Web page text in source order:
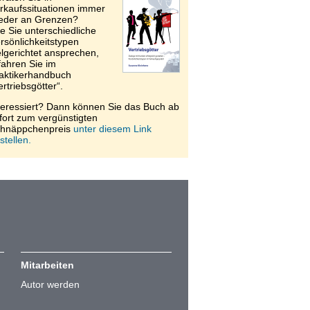
immer
an Grenzen?
Sie unterschiedliche
ansprechen,
Sie im
Dann können Sie das Buch ab
zum vergünstigten
unter diesem Link
Mitarbeiten
Autor werden